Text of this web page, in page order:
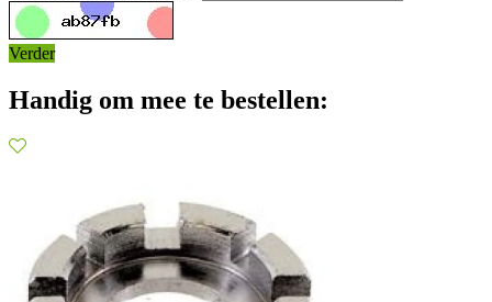
Verder
Handig om mee te bestellen: